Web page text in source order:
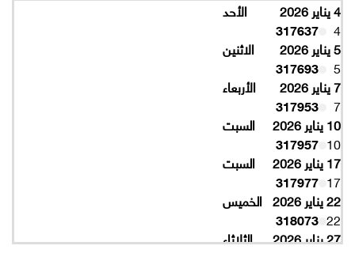
4 يناير 2026
الأحد
4
317637
5 يناير 2026
الاثنين
5
317693
7 يناير 2026
الأربعاء
7
317953
10 يناير 2026
السبت
10
317957
17 يناير 2026
السبت
17
317977
22 يناير 2026
الخميس
22
318073
27 يناير 2026
الثلاثاء